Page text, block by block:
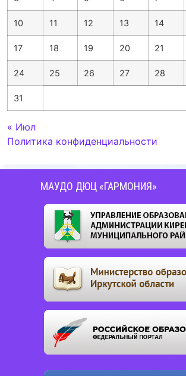
10 11 12 13 14
17 18 19 20 21
24 25 26 27 28
31
« Июл
Политика конфиденциальности
МАУДО ДЮЦ «ГАРМОНИЯ»